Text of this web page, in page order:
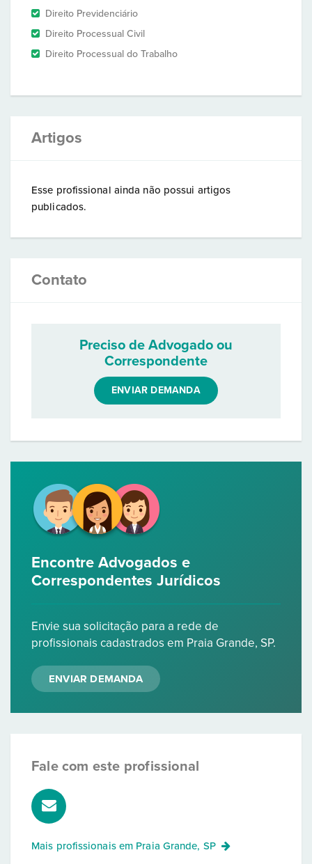
Direito Previdenciário
Direito Processual Civil
Direito Processual do Trabalho
Artigos
Esse profissional ainda não possui artigos
publicados.
Contato
Preciso de Advogado ou
Correspondente
ENVIAR DEMANDA
Encontre Advogados e
Correspondentes Jurídicos
Envie sua solicitação para a rede de
profissionais cadastrados em Praia Grande, SP.
ENVIAR DEMANDA
Fale com este profissional
Mais profissionais em Praia Grande, SP